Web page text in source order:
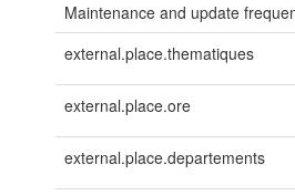
Maintenance and update
external.place.thematiques
external.place.ore
external.place.departements